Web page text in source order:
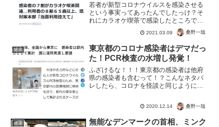
若者が新型コロナウイルスを感染させる
という事実ってあったんでしたっけ？そ
れにカラオケ喫茶で感染したところで
PCR検査の「陽性」なだけでしょう。 だ
から高齢者のカラオケもOK！若者か高齢
者かという犯人捜しに意味がないこと
は、１年で学びました。...
2021.03.09 桑野一哉
健康
東京都のコロナ感染者はデマだっ
た！PCR検査の水増し発覚！
ふざけるな！！！東京都の感染者は他府
県の感染者も含むって！？こんなネタバ
レしたら、コロナを怪談と同じように怖
だろう！PCR検体、全国から東京に 感
染者は都内分として集計 国に運用見直
し要請大阪や名古屋など...
2020.12.14 桑野一哉
健康
無能なデンマークの首相、ミンク